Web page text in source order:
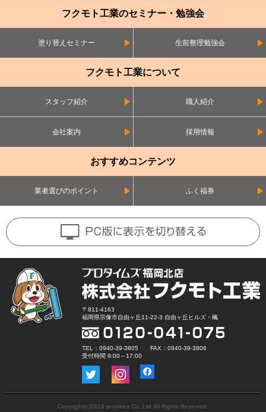
フクモト工業のセミナー・勉強会
塗り替えセミナー 生前整理勉強会
フクモト工業について
スタッフ紹介 職人紹介
会社案内 採用情報
おすすめコンテンツ
業者選びのポイント ふく福券
〒811-4163
福岡県宗像市自由ヶ丘11-22-3 自由ヶ丘ヒルズ・楓
TEL：0940-39-3805 FAX：0940-39-3806
受付時間 9:00～17:00
Copyright(c)2019 protimes Co.,Ltd.All Rights Reserved.